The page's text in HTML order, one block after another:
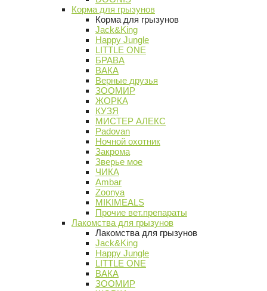
Корма для грызунов
Корма для грызунов
Jack&King
Happy Jungle
LITTLE ONE
БРАВА
ВАКА
Верные друзья
ЗООМИР
ЖОРКА
КУЗЯ
МИСТЕР АЛЕКС
Padovan
Ночной охотник
Закрома
Зверье мое
ЧИКА
Ambar
Zoonya
MIKIMEALS
Прочие вет.препараты
Лакомства для грызунов
Лакомства для грызунов
Jack&King
Happy Jungle
LITTLE ONE
ВАКА
ЗООМИР